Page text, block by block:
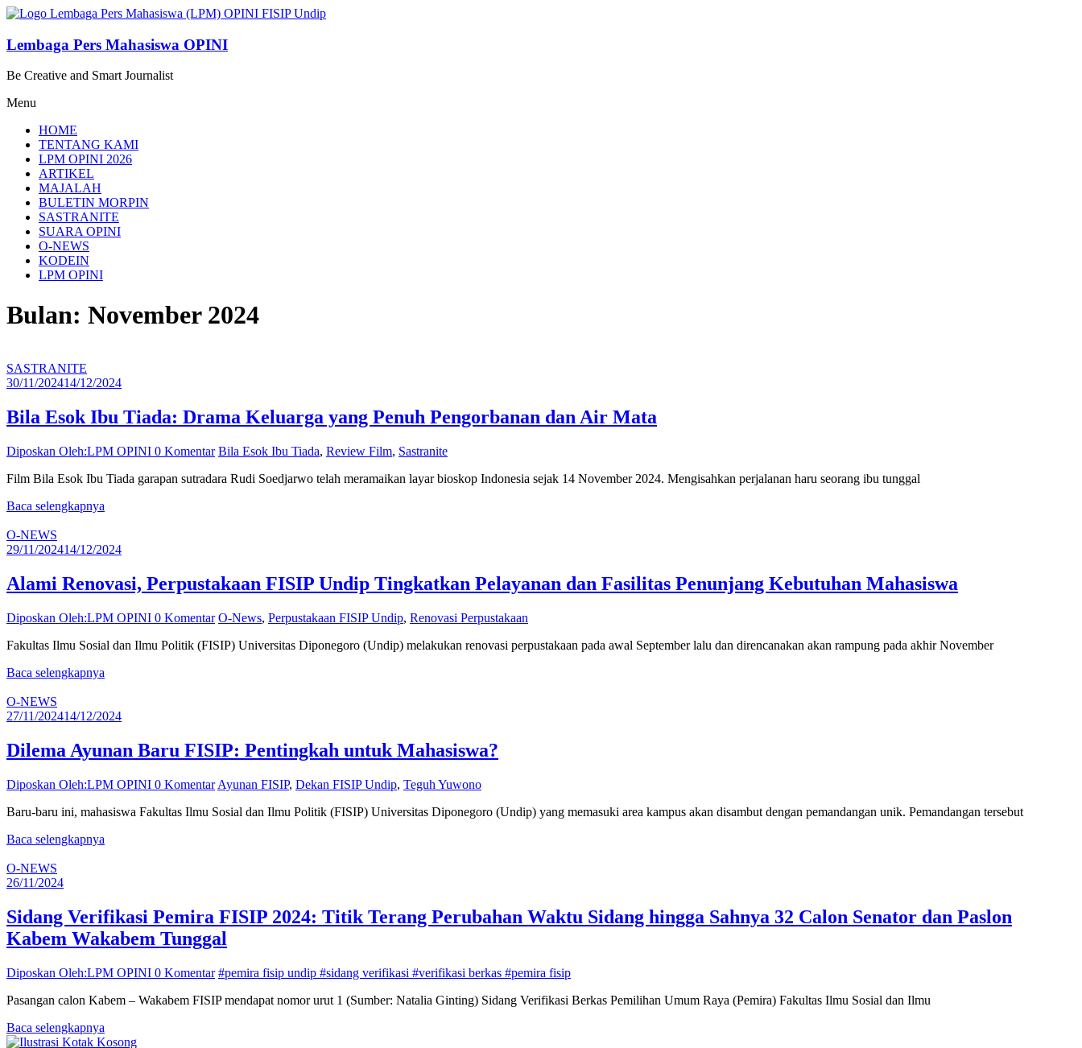
Lompat
konten
Lembaga Pers Mahasiswa OPINI
Be Creative and Smart Journalist
Menu
HOME
TENTANG KAMI
LPM OPINI 2026
ARTIKEL
MAJALAH
BULETIN MORPIN
SASTRANITE
SUARA OPINI
O-NEWS
KODEIN
LPM OPINI
Bulan: November 2024
SASTRANITE
30/11/202414/12/2024
Bila Esok Ibu Tiada: Drama Keluarga yang Penuh Pengorbanan dan Air Mata
Diposkan Oleh:LPM OPINI 0 Komentar Bila Esok Ibu Tiada, Review Film, Sastranite
Film Bila Esok Ibu Tiada garapan sutradara Rudi Soedjarwo telah meramaikan layar bioskop Indonesia sejak 14 November 2024. Mengisahkan perjalanan haru seorang ibu tunggal
Baca selengkapnya
O-NEWS
29/11/202414/12/2024
Alami Renovasi, Perpustakaan FISIP Undip Tingkatkan Pelayanan dan Fasilitas Penunjang Kebutuhan Mahasiswa
Diposkan Oleh:LPM OPINI 0 Komentar O-News, Perpustakaan FISIP Undip, Renovasi Perpustakaan
Fakultas Ilmu Sosial dan Ilmu Politik (FISIP) Universitas Diponegoro (Undip) melakukan renovasi perpustakaan pada awal September lalu dan direncanakan akan rampung pada akhir November
Baca selengkapnya
O-NEWS
27/11/202414/12/2024
Dilema Ayunan Baru FISIP: Pentingkah untuk Mahasiswa?
Diposkan Oleh:LPM OPINI 0 Komentar Ayunan FISIP, Dekan FISIP Undip, Teguh Yuwono
Baru-baru ini, mahasiswa Fakultas Ilmu Sosial dan Ilmu Politik (FISIP) Universitas Diponegoro (Undip) yang memasuki area kampus akan disambut dengan pemandangan unik. Pemandangan tersebut
Baca selengkapnya
O-NEWS
26/11/2024
Sidang Verifikasi Pemira FISIP 2024: Titik Terang Perubahan Waktu Sidang hingga Sahnya 32 Calon Senator dan Paslon
Kabem Wakabem Tunggal
Diposkan Oleh:LPM OPINI 0 Komentar #pemira fisip undip #sidang verifikasi #verifikasi berkas #pemira fisip
Pasangan calon Kabem – Wakabem FISIP mendapat nomor urut 1 (Sumber: Natalia Ginting) Sidang Verifikasi Berkas Pemilihan Umum Raya (Pemira) Fakultas Ilmu Sosial dan Ilmu
Baca selengkapnya